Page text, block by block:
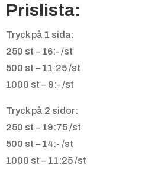
Prislista:
Tryck på 1 sida:
250 st – 16:- /st
500 st – 11:25 /st
1000 st – 9:- /st
Tryck på 2 sidor:
250 st – 19:75 /st
500 st – 14:- /st
1000 st – 11:25 /st